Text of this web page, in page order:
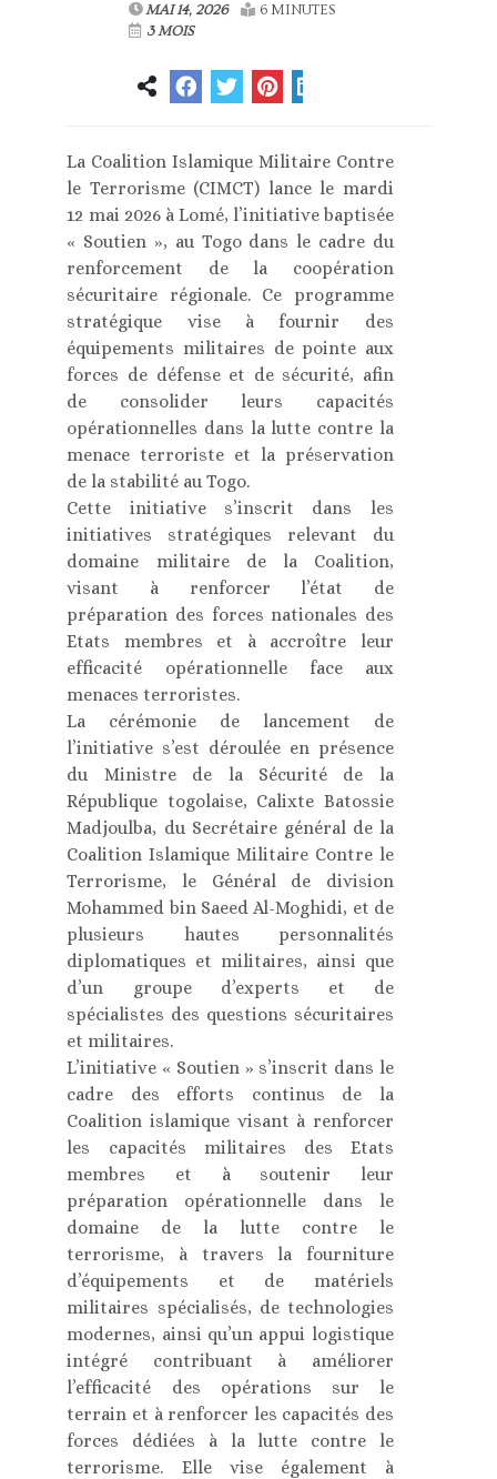
MAI 14, 2026
6 MINUTES
3 MOIS
La Coalition Islamique Militaire Contre
le Terrorisme (CIMCT) lance le mardi
12 mai 2026 à Lomé, l’initiative baptisée
« Soutien », au Togo dans le cadre du
renforcement de la coopération
sécuritaire régionale. Ce programme
stratégique vise à fournir des
équipements militaires de pointe aux
forces de défense et de sécurité, afin
de consolider leurs capacités
opérationnelles dans la lutte contre la
menace terroriste et la préservation
de la stabilité au Togo.
Cette initiative s’inscrit dans les
initiatives stratégiques relevant du
domaine militaire de la Coalition,
visant à renforcer l’état de
préparation des forces nationales des
Etats membres et à accroître leur
efficacité opérationnelle face aux
menaces terroristes.
La cérémonie de lancement de
l’initiative s’est déroulée en présence
du Ministre de la Sécurité de la
République togolaise, Calixte Batossie
Madjoulba, du Secrétaire général de la
Coalition Islamique Militaire Contre le
Terrorisme, le Général de division
Mohammed bin Saeed Al-Moghidi, et de
plusieurs hautes personnalités
diplomatiques et militaires, ainsi que
d’un groupe d’experts et de
spécialistes des questions sécuritaires
et militaires.
L’initiative « Soutien » s’inscrit dans le
cadre des efforts continus de la
Coalition islamique visant à renforcer
les capacités militaires des Etats
membres et à soutenir leur
préparation opérationnelle dans le
domaine de la lutte contre le
terrorisme, à travers la fourniture
d’équipements et de matériels
militaires spécialisés, de technologies
modernes, ainsi qu’un appui logistique
intégré contribuant à améliorer
l’efficacité des opérations sur le
terrain et à renforcer les capacités des
forces dédiées à la lutte contre le
terrorisme. Elle vise également à